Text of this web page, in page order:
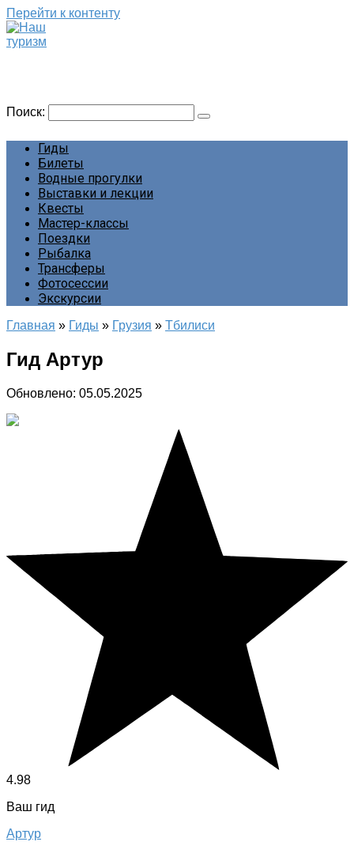
Перейти к контенту
Поиск:
Гиды
Билеты
Водные прогулки
Выставки и лекции
Квесты
Мастер-классы
Поездки
Рыбалка
Трансферы
Фотосессии
Экскурсии
Главная » Гиды » Грузия » Тбилиси
Гид Артур
Обновлено: 05.05.2025
4.98
Ваш гид
Артур